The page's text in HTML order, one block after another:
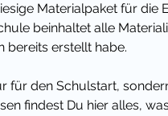
Materialpaket für die
beinhaltet alle
bereits erstellt habe.
für den Schulstart,
findest Du hier alles,